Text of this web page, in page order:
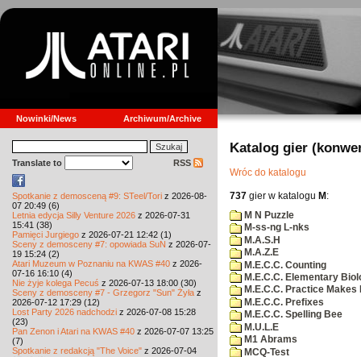
Nowinki/News Archiwum/Archive
Translate to RSS
Spotkanie z demosceną #9: STeel/Tori z 2026-08-
07 20:49 (6)
Letnia edycja Silly Venture 2026 z 2026-07-31
15:41 (38)
Pamięci Jurgiego z 2026-07-21 12:42 (1)
Sceny z demosceny #7: opowiada SuN z 2026-07-
19 15:24 (2)
Atari Muzeum w Poznaniu na KWAS #40 z 2026-
07-16 16:10 (4)
Nie żyje kolega Pecuś z 2026-07-13 18:00 (30)
Sceny z demosceny #7 - Grzegorz "Sun" Żyła z
2026-07-12 17:29 (12)
Lost Party 2026 nadchodzi z 2026-07-08 15:28
(23)
Pan Zenon i Atari na KWAS #40 z 2026-07-07 13:25
(7)
Spotkanie z redakcją "The Voice" z 2026-07-04
Katalog gier
Wróc do katalogu
737 gier w katalogu M :
M N Puzzle
M-ss-ng L-nks
M.A.S.H
M.A.Z.E
M.E.C.C. Counting
M.E.C.C. Elementary
M.E.C.C. Practice Makes
M.E.C.C. Prefixes
M.E.C.C. Spelling Bee
M.U.L.E
M1 Abrams
MCQ-Test